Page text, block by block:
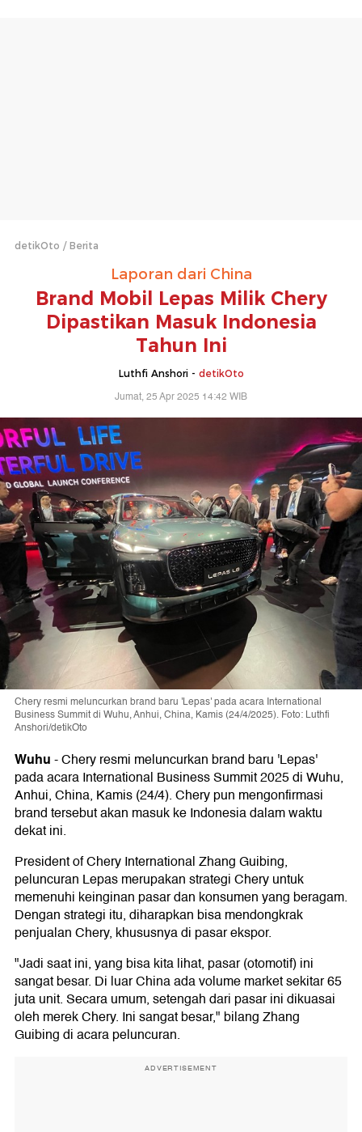
detikOto Berita
Laporan dari China
Brand Mobil Lepas Milik Chery
Dipastikan Masuk Indonesia
Tahun Ini
Luthfi Anshori - detikOto
Jumat, 25 Apr 2025 14:42 WIB
Chery resmi meluncurkan brand baru 'Lepas' pada acara International
Business Summit di Wuhu, Anhui, China, Kamis (24/4/2025). Foto: Luthfi
Anshori/detikOto
Wuhu-Chery resmi meluncurkan brand baru 'Lepas'
pada acara International Business Summit 2025 di Wuhu,
Anhui, China, Kamis (24/4). Chery pun mengonfirmasi
brand tersebut akan masuk ke Indonesia dalam waktu
dekat ini.
President of Chery International Zhang Guibing,
peluncuran Lepas merupakan strategi Chery untuk
memenuhi keinginan pasar dan konsumen yang beragam.
Dengan strategi itu, diharapkan bisa mendongkrak
penjualan Chery, khususnya di pasar ekspor.
"Jadi saat ini, yang bisa kita lihat, pasar (otomotif) ini
sangat besar. Di luar China ada volume market sekitar 65
juta unit. Secara umum, setengah dari pasar ini dikuasai
oleh merek Chery. Ini sangat besar," bilang Zhang
Guibing di acara peluncuran.
ADVERTISEMENT